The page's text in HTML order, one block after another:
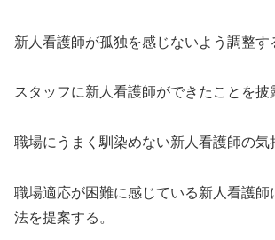
新人看護師が孤独を感じないよう調整す
スタッフに新人看護師ができたことを披
職場にうまく馴染めない新人看護師の気
職場適応が困難に感じている新人看護師
法を提案する。